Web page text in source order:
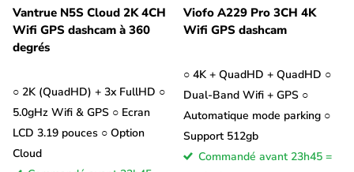
Vantrue N5S Cloud 2K 4CH
Wifi GPS dashcam à 360
degrés
○ 2K (QuadHD) + 3x FullHD ○
5.0gHz Wifi & GPS ○ Ecran
LCD 3.19 pouces ○ Option
Cloud
Viofo A229 Pro 3CH 4K
Wifi GPS dashcam
○ 4K + QuadHD + QuadHD ○
Dual-Band Wifi + GPS ○
Automatique mode parking ○
Support 512gb
Commandé avant 23h45 =